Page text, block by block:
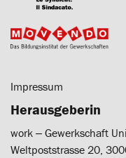
Impressum
Herausgeberin
work ‒ Gewerkschaft
Weltpoststrasse 20,